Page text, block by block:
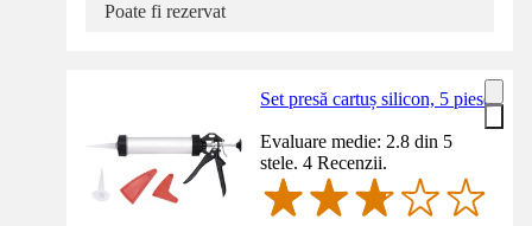
Poate fi rezervat
Set presă cartuș silicon, 5 piese
Evaluare medie: 2.8 din 5
stele. 4 Recenzii.